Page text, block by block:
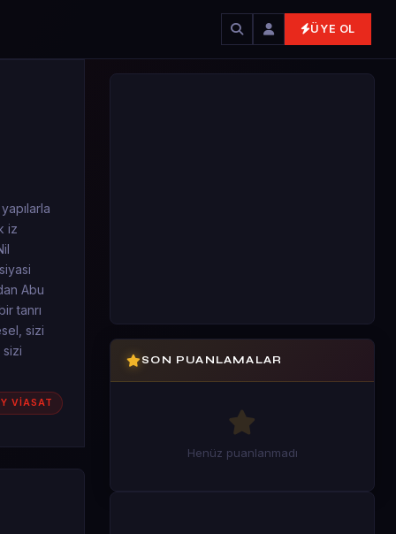
ÜYE OL
iz
Abu
tanrı
sizi
sizi
VİASAT
SON PUANLAMALAR
Henüz puanlanmadı